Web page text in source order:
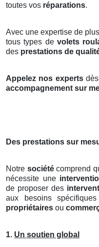
toutes vos réparations.
Avec une expertise de
tous types de volets
des prestations de
Appelez nos expertsdès
accompagnement sur
Des prestations sur
Notre sociétécomprend
nécessite une
de proposer des
aux besoins
propriétaires ou
1. Un soutien global